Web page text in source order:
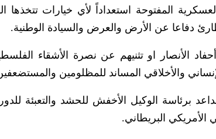
المفتوحة استعداداً لأي خيارات تتخذها
دفاعا عن الأرض والعرض والسيادة الوطنية.
الأنصار او تثنيهم عن نصرة الأشقاء
والأخلاقي المساند للمظلومين
برئاسة الوكيل الأخفش للحشد والتعبئة
الأمريكي البريطاني.